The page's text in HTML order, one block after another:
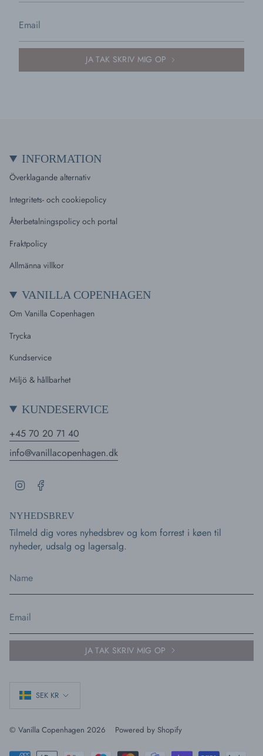
JA TAK SKRIV MIG OP
INFORMATION
Överklagande alternativ
Integritets- och cookiepolicy
Återbetalningspolicy och portal
Fraktpolicy
Allmänna villkor
VANILLA COPENHAGEN
Om Vanilla Copenhagen
Trycka
Kundservice
Miljö & hållbarhet
KUNDESERVICE
+45 70 20 71 40
info@vanillacopenhagen.dk
t
a
g
m
e
b
o
NYHEDSBREV
Tilmeld dig vores nyhedsbrev og kom forrest i køen til
nyheder, udsalg og lagersalg.
JA TAK SKRIV MIG OP
CURRENCY
SEK KR
© Vanilla Copenhagen 2026 Powered by Shopify